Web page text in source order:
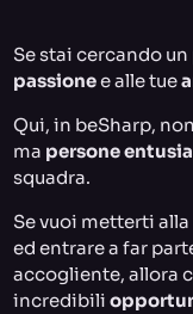
Se stai cercando
passionee alle tue
Qui, in beSharp,
ma persone
squadra.
Se vuoi metterti
ed entrare a far
accogliente, allora
incredibili